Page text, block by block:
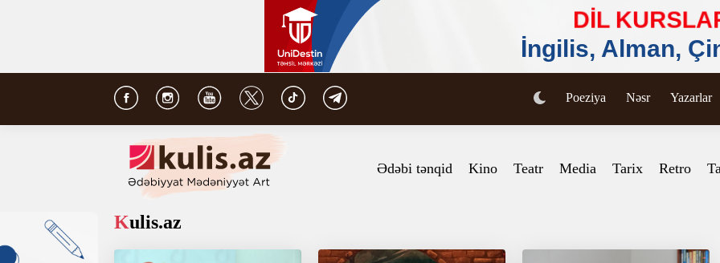
Poeziya Nəsr Yazarlar
Ədəbi tənqid Kino Teatr Media Tarix Retro
Kulis.az